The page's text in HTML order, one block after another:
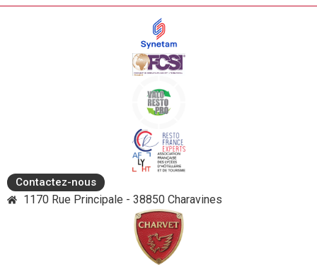
Contactez-nous
1170 Rue Principale - 38850 Charavines